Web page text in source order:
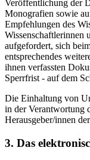
Veröffentlichung der
Monografien sowie
Empfehlungen des
Wissenschaftlerinnen
aufgefordert, sich
entsprechendes
ihnen verfassten
Sperrfrist - auf dem
Die Einhaltung von
in der Verantwortung
Herausgeber/innen
3. Das